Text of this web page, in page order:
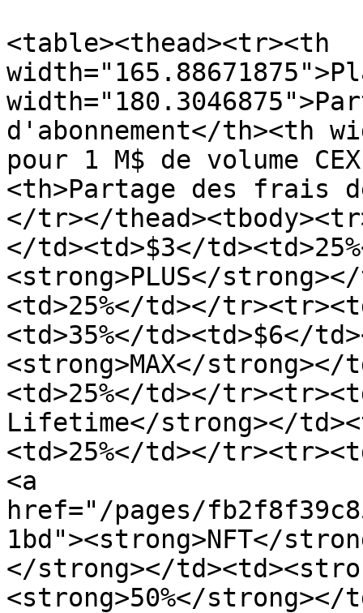
<table><thead><tr><th
d'abonnement</th><th
pour 1 M$ de volume
<th>Partage des frais
</tr></
</td><td>$3</
<strong>PLUS</
<td>25%</td></
<td>35%</td><td>$6</
<strong>MAX</strong></
<td>25%</td></
Lifetime</strong></
<td>25%</td></
<a
href="/pages/
1bd"><strong>NFT</
</strong></
<strong>50%</